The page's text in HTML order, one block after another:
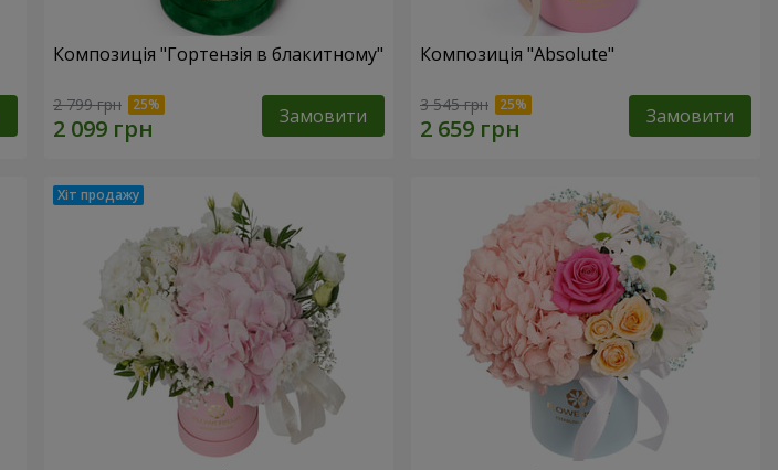
Композиція "Гортензія в блакитному"
2 799 грн Замовити
Композиція "Absolute"
3 545 грн Замовити